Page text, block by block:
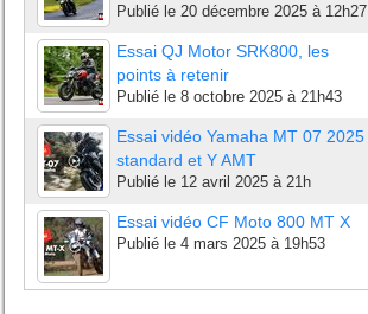
Publié le 20 décembre 2025 à 12h27
Essai QJ Motor SRK800, les
points à retenir
Publié le 8 octobre 2025 à 21h43
Essai vidéo Yamaha MT 07 2025
standard et Y AMT
Publié le 12 avril 2025 à 21h
Essai vidéo CF Moto 800 MT X
Publié le 4 mars 2025 à 19h53